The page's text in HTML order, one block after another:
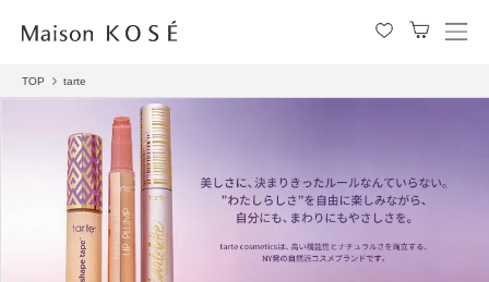
メ
TOP tarte